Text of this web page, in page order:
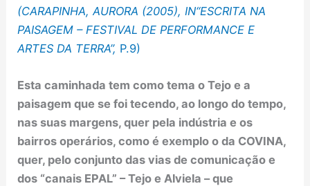
(CARAPINHA, AURORA (2005), IN“ESCRITA NA
PAISAGEM – FESTIVAL DE PERFORMANCE E
ARTES DA TERRA”, P.9)
Esta caminhada tem como tema o Tejo e a
paisagem que se foi tecendo, ao longo do tempo,
nas suas margens, quer pela indústria e os
bairros operários, como é exemplo o da COVINA,
quer, pelo conjunto das vias de comunicação e
dos “canais EPAL” – Tejo e Alviela – que